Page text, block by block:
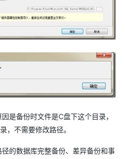
是备份时文件是C盘下这个目录，
，不需要修改路径。
的数据库完整备份、差异备份和事